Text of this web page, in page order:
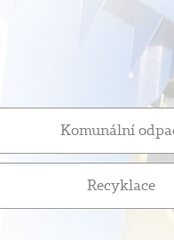
Komunální
Recyklace